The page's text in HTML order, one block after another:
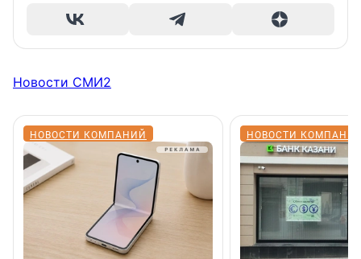
Новости СМИ2
НОВОСТИ КОМПАНИЙ НОВОСТИ